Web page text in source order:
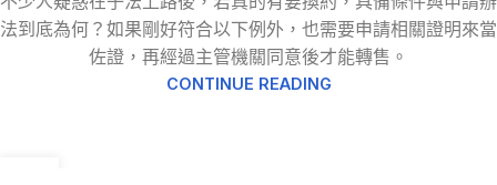
法到底為何？如果剛好符合以下例外，也需要申請相關證明來當
佐證，再經過主管機關同意後才能轉售。
CONTINUE READING